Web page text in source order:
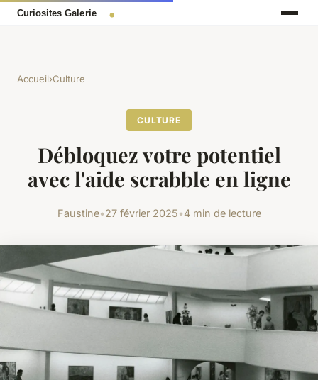
Accueil›Culture
CULTURE
Débloquez votre potentiel
avec l'aide scrabble en ligne
Faustine•27 février 2025•4 min de lecture